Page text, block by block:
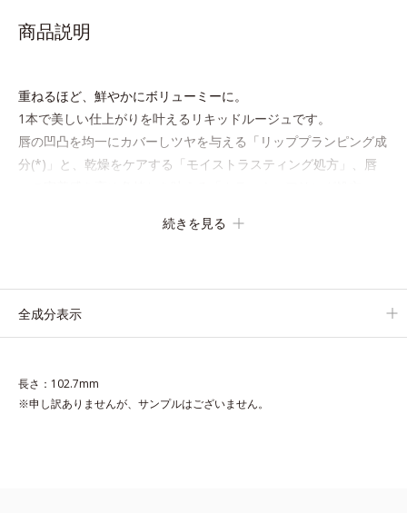
商品説明
重ねるほど、鮮やかにボリューミーに。
1本で美しい仕上がりを叶えるリキッドルージュです。
唇の凹凸を均一にカバーしツヤを与える「リッププランピング成
分(*)」と、乾燥をケアする「モイストラスティング処方」、唇
酸エチルヘキシル、ジメチルシリル化シリカ、BG、ペンチレン
続きを見る
全成分表示
長さ：102.7mm
※申し訳ありませんが、サンプルはございません。